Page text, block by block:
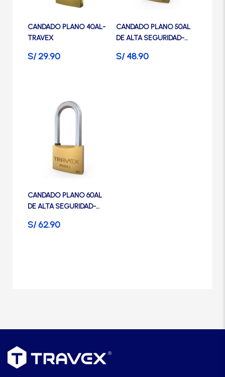
CANDADO PLANO 40AL-
TRAVEX
S/29.90
opciones
pueden
elegir
en
producto
CANDADO PLANO 50AL
DE ALTA SEGURIDAD-
S/48.90
CANDADO PLANO 60AL
DE ALTA SEGURIDAD-
S/62.90